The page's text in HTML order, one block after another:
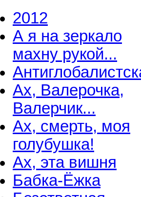
2012
А я на зеркало
махну рукой...
Ах, Валерочка,
Валерчик...
Ах, смерть, моя
голубушка!
Ах, эта вишня
Бабка-Ёжка